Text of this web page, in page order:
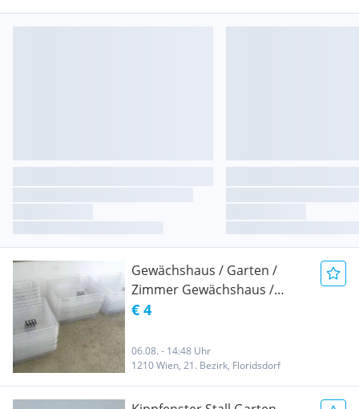
Gewächshaus / Garten /
Zimmer Gewächshaus /
Anzuchthaus, Nur Oberteil -
€ 4
06.08. - 14:48 Uhr
1210 Wien, 21. Bezirk, Floridsdorf